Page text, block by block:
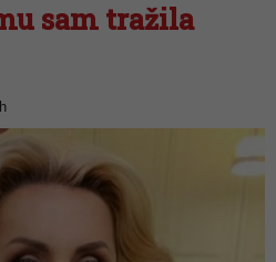
sam tražila